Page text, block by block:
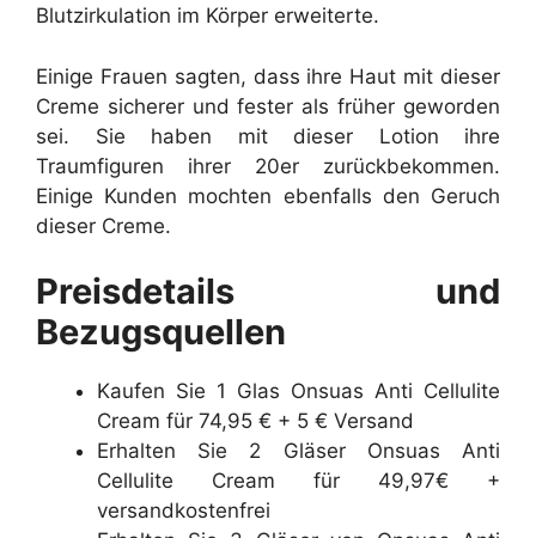
Blutzirkulation im Körper erweiterte.
Einige Frauen sagten, dass ihre Haut mit dieser
Creme sicherer und fester als früher geworden
sei. Sie haben mit dieser Lotion ihre
Traumfiguren ihrer 20er zurückbekommen.
Einige Kunden mochten ebenfalls den Geruch
dieser Creme.
Preisdetails und
Bezugsquellen
Kaufen Sie 1 Glas Onsuas Anti Cellulite
Cream für 74,95 € + 5 € Versand
Erhalten Sie 2 Gläser Onsuas Anti
Cellulite Cream für 49,97€ +
versandkostenfrei